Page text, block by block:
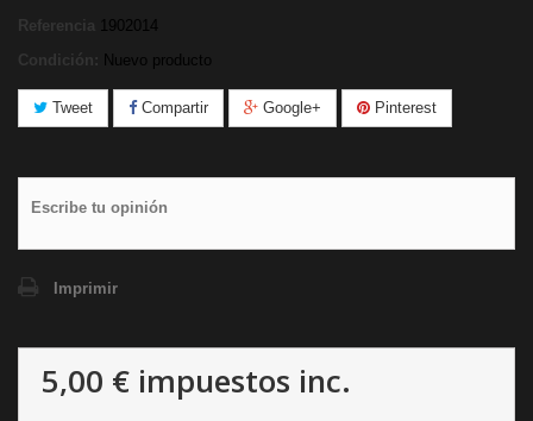
Referencia 1902014
Condición: Nuevo producto
Tweet Compartir Google+ Pinterest
Escribe tu opinión
Imprimir
5,00 € impuestos inc.